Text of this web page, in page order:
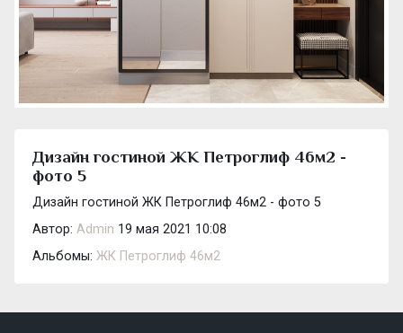
Дизайн гостиной ЖК Петроглиф 46м2 -
фото 5
Дизайн гостиной ЖК Петроглиф 46м2 - фото 5
Автор: Admin 19 мая 2021 10:08
Альбомы: ЖК Петроглиф 46м2